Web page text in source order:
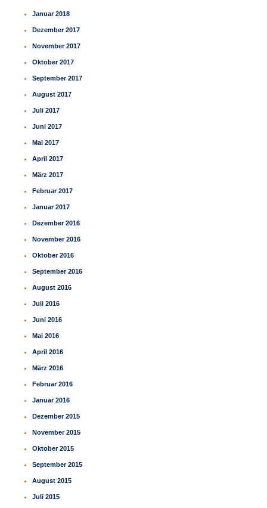
Januar 2018
Dezember 2017
November 2017
Oktober 2017
September 2017
August 2017
Juli 2017
Juni 2017
Mai 2017
April 2017
März 2017
Februar 2017
Januar 2017
Dezember 2016
November 2016
Oktober 2016
September 2016
August 2016
Juli 2016
Juni 2016
Mai 2016
April 2016
März 2016
Februar 2016
Januar 2016
Dezember 2015
November 2015
Oktober 2015
September 2015
August 2015
Juli 2015